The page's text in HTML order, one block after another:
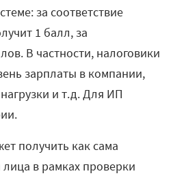
за соответствие
1 балл, за
В частности, налоговики
зарплаты в компании,
и т.д. Для ИП
получить как сама
в рамках проверки